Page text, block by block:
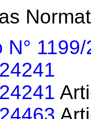
N°